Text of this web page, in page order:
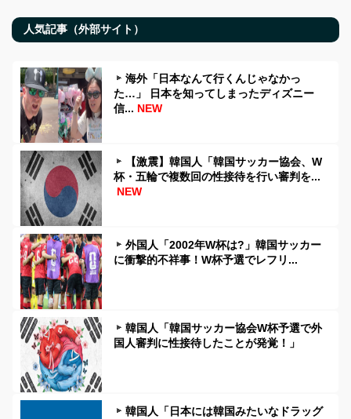
人気記事（外部サイト）
海外「日本なんて行くんじゃなかっ
た…」 日本を知ってしまったディズニー
信... NEW
【激震】韓国人「韓国サッカー協会、W
杯・五輪で複数回の性接待を行い審判を...
NEW
外国人「2002年W杯は?」韓国サッカー
に衝撃的不祥事！W杯予選でレフリ...
韓国人「韓国サッカー協会W杯予選で外
国人審判に性接待したことが発覚！」
韓国人「日本には韓国みたいなドラッグ